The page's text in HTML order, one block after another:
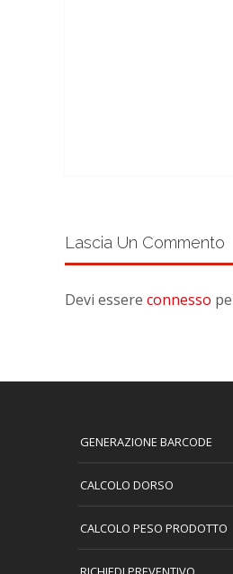
Lascia Un Commento
Devi essere connesso
GENERAZIONE BARCODE
CALCOLO DORSO
CALCOLO PESO PRODOTTO